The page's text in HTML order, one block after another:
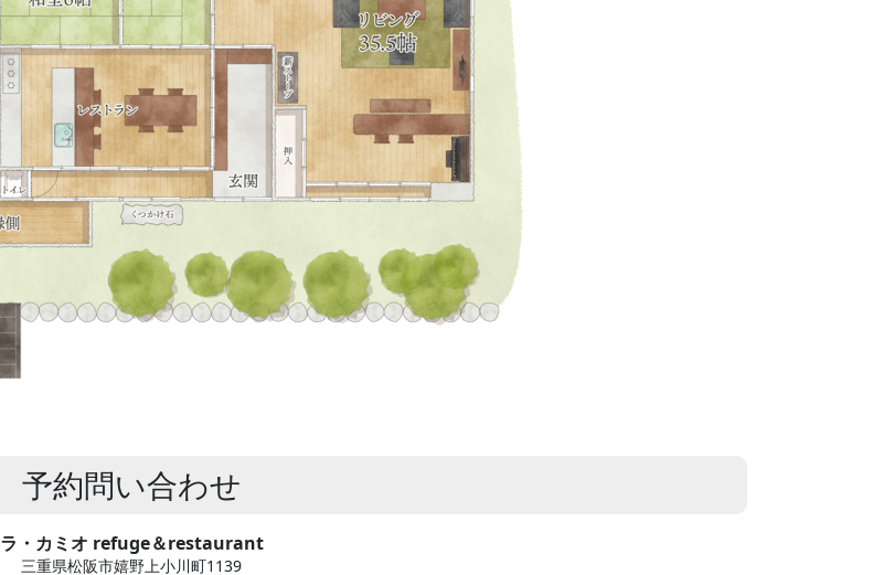
予約問い合わせ
ラ・カミオ refuge＆restaurant
三重県松阪市嬉野上小川町1139